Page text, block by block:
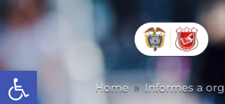
Abrir barra de herramientas
Home 9 Informes a